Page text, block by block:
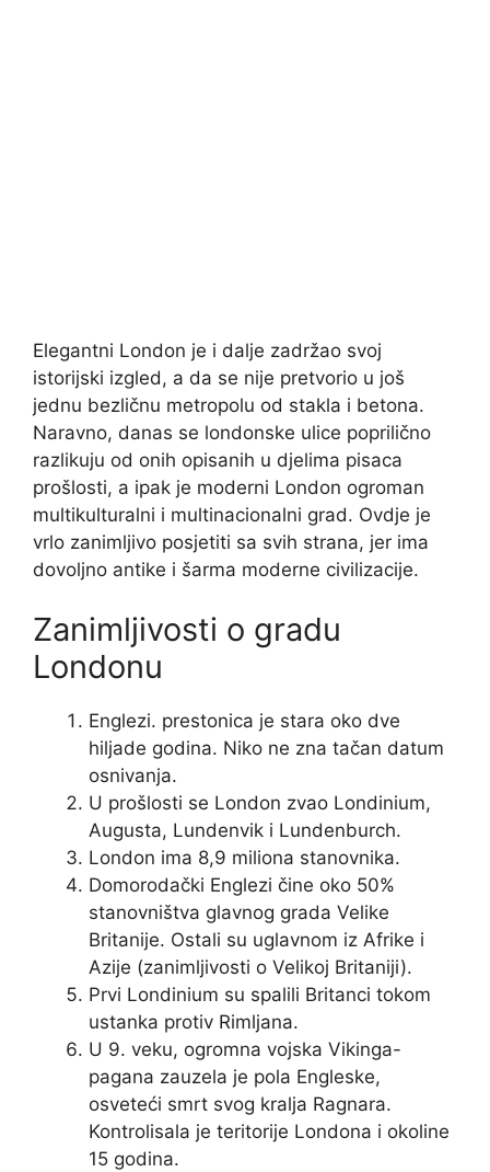
Elegantni London je i dalje zadržao svoj
istorijski izgled, a da se nije pretvorio u još
jednu bezličnu metropolu od stakla i betona.
Naravno, danas se londonske ulice poprilično
razlikuju od onih opisanih u djelima pisaca
prošlosti, a ipak je moderni London ogroman
multikulturalni i multinacionalni grad. Ovdje je
vrlo zanimljivo posjetiti sa svih strana, jer ima
dovoljno antike i šarma moderne civilizacije.
Zanimljivosti o gradu
Londonu
Englezi. prestonica je stara oko dve
hiljade godina. Niko ne zna tačan datum
osnivanja.
U prošlosti se London zvao Londinium,
Augusta, Lundenvik i Lundenburch.
London ima 8,9 miliona stanovnika.
Domorodački Englezi čine oko 50%
stanovništva glavnog grada Velike
Britanije. Ostali su uglavnom iz Afrike i
Azije (zanimljivosti o Velikoj Britaniji).
Prvi Londinium su spalili Britanci tokom
ustanka protiv Rimljana.
U 9. veku, ogromna vojska Vikinga-
pagana zauzela je pola Engleske,
osveteći smrt svog kralja Ragnara.
Kontrolisala je teritorije Londona i okoline
15 godina.